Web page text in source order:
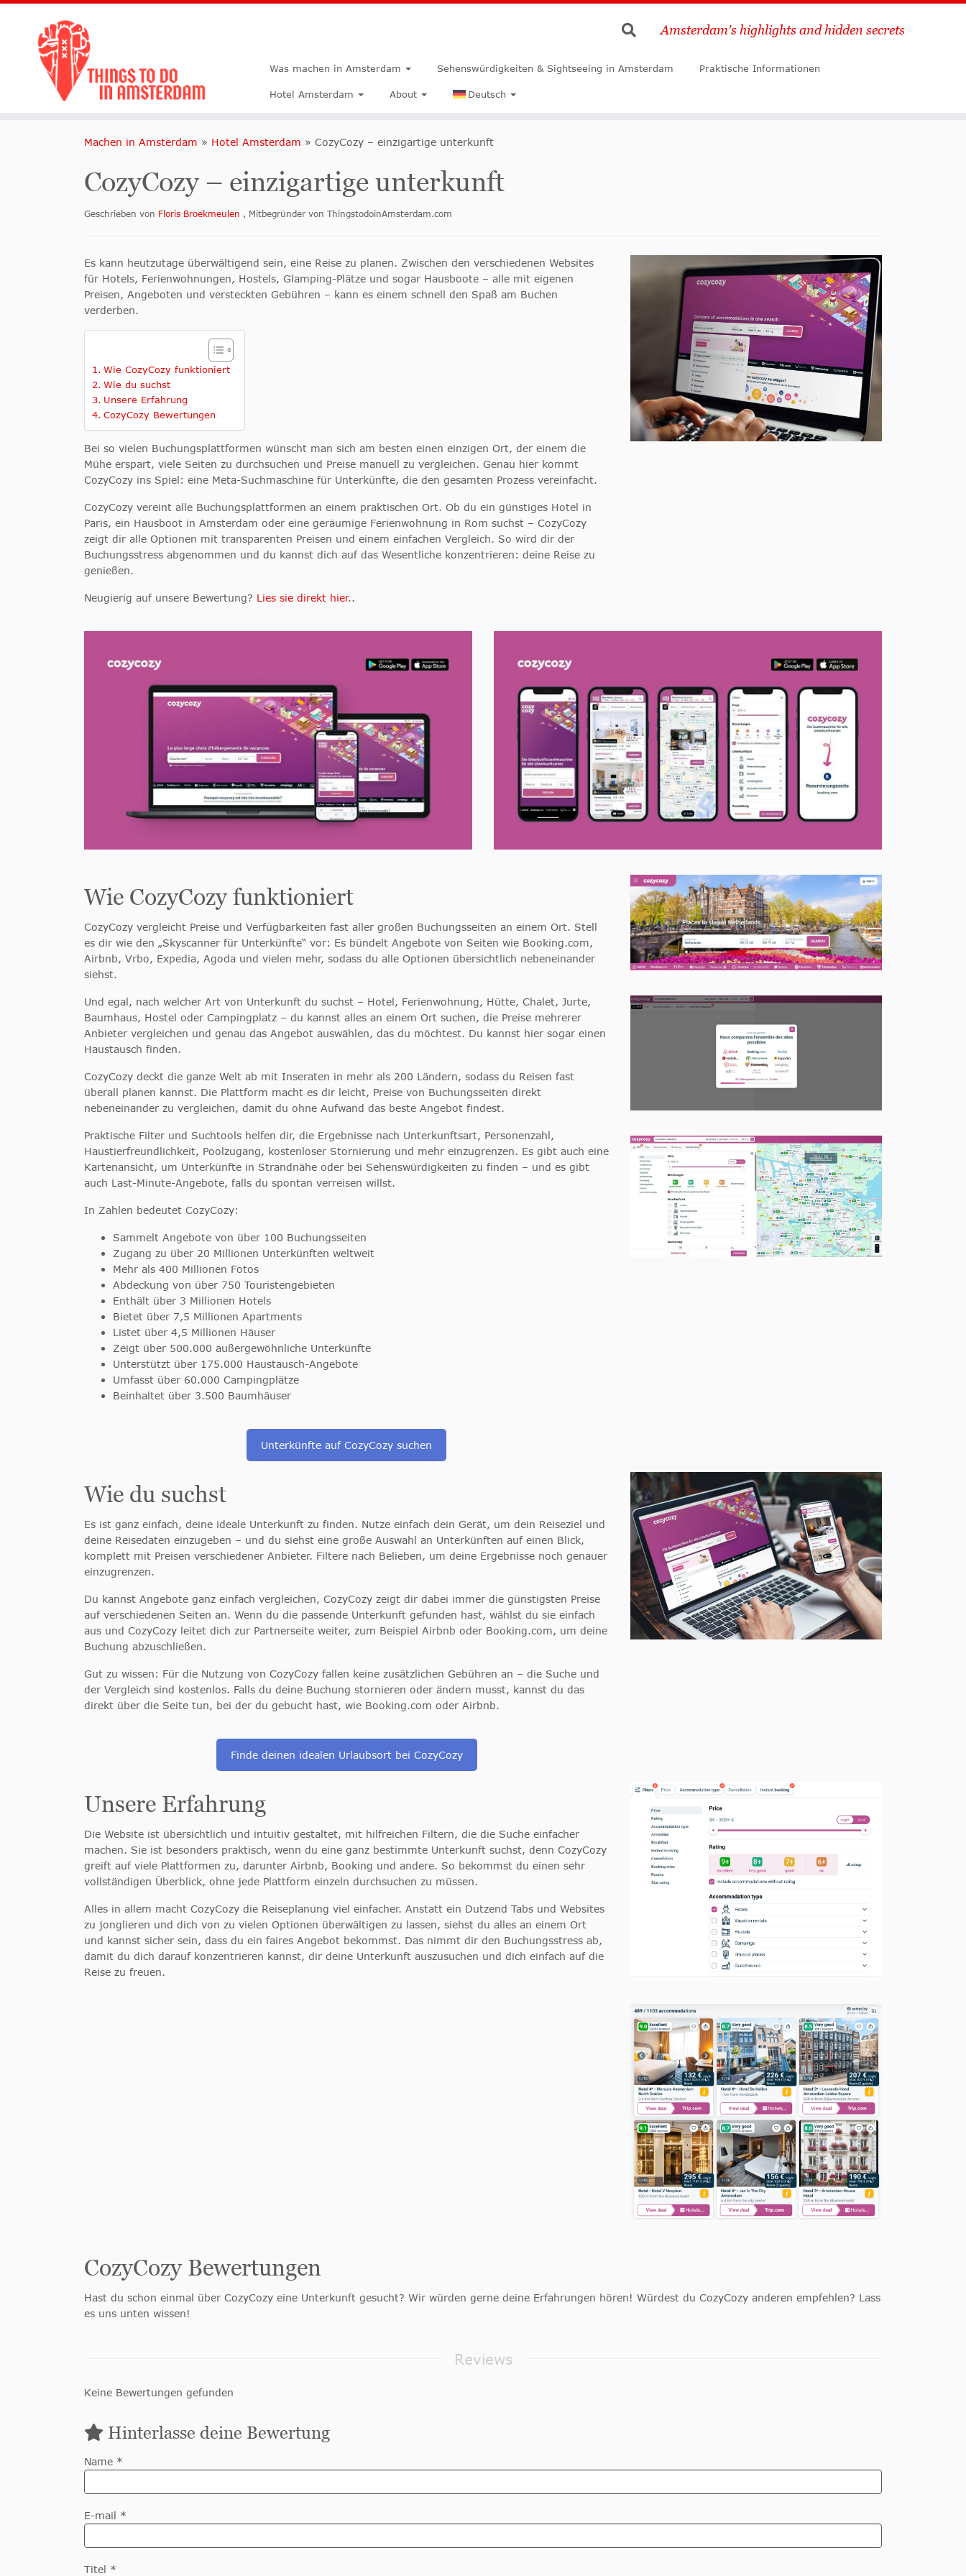
Suche
Amsterdam's highlights and hidden secrets
Was machen in Amsterdam Sehenswürdigkeiten & Sightseeing in Amsterdam Praktische Informationen
Hotel Amsterdam About Deutsch
Machen in Amsterdam » Hotel Amsterdam » CozyCozy – einzigartige unterkunft
CozyCozy – einzigartige unterkunft
Geschrieben von Floris Broekmeulen , Mitbegründer von ThingstodoinAmsterdam.com
Es kann heutzutage überwältigend sein, eine Reise zu planen. Zwischen den verschiedenen Websites
für Hotels, Ferienwohnungen, Hostels, Glamping-Plätze und sogar Hausboote – alle mit eigenen
Preisen, Angeboten und versteckten Gebühren – kann es einem schnell den Spaß am Buchen
verderben.
Wie CozyCozy funktioniert
Wie du suchst
Unsere Erfahrung
CozyCozy Bewertungen
Bei so vielen Buchungsplattformen wünscht man sich am besten einen einzigen Ort, der einem die
Mühe erspart, viele Seiten zu durchsuchen und Preise manuell zu vergleichen. Genau hier kommt
CozyCozy ins Spiel: eine Meta-Suchmaschine für Unterkünfte, die den gesamten Prozess vereinfacht.
CozyCozy vereint alle Buchungsplattformen an einem praktischen Ort. Ob du ein günstiges Hotel in
Paris, ein Hausboot in Amsterdam oder eine geräumige Ferienwohnung in Rom suchst – CozyCozy
zeigt dir alle Optionen mit transparenten Preisen und einem einfachen Vergleich. So wird dir der
Buchungsstress abgenommen und du kannst dich auf das Wesentliche konzentrieren: deine Reise zu
genießen.
Neugierig auf unsere Bewertung? Lies sie direkt hier..
Wie CozyCozy funktioniert
CozyCozy vergleicht Preise und Verfügbarkeiten fast aller großen Buchungsseiten an einem Ort. Stell
es dir wie den „Skyscanner für Unterkünfte“ vor: Es bündelt Angebote von Seiten wie Booking.com,
Airbnb, Vrbo, Expedia, Agoda und vielen mehr, sodass du alle Optionen übersichtlich nebeneinander
siehst.
Und egal, nach welcher Art von Unterkunft du suchst – Hotel, Ferienwohnung, Hütte, Chalet, Jurte,
Baumhaus, Hostel oder Campingplatz – du kannst alles an einem Ort suchen, die Preise mehrerer
Anbieter vergleichen und genau das Angebot auswählen, das du möchtest. Du kannst hier sogar einen
Haustausch finden.
CozyCozy deckt die ganze Welt ab mit Inseraten in mehr als 200 Ländern, sodass du Reisen fast
überall planen kannst. Die Plattform macht es dir leicht, Preise von Buchungsseiten direkt
nebeneinander zu vergleichen, damit du ohne Aufwand das beste Angebot findest.
Praktische Filter und Suchtools helfen dir, die Ergebnisse nach Unterkunftsart, Personenzahl,
Haustierfreundlichkeit, Poolzugang, kostenloser Stornierung und mehr einzugrenzen. Es gibt auch eine
Kartenansicht, um Unterkünfte in Strandnähe oder bei Sehenswürdigkeiten zu finden – und es gibt
auch Last-Minute-Angebote, falls du spontan verreisen willst.
In Zahlen bedeutet CozyCozy:
Sammelt Angebote von über 100 Buchungsseiten
Zugang zu über 20 Millionen Unterkünften weltweit
Mehr als 400 Millionen Fotos
Abdeckung von über 750 Touristengebieten
Enthält über 3 Millionen Hotels
Bietet über 7,5 Millionen Apartments
Listet über 4,5 Millionen Häuser
Zeigt über 500.000 außergewöhnliche Unterkünfte
Unterstützt über 175.000 Haustausch-Angebote
Umfasst über 60.000 Campingplätze
Beinhaltet über 3.500 Baumhäuser
Unterkünfte auf CozyCozy suchen
Wie du suchst
Es ist ganz einfach, deine ideale Unterkunft zu finden. Nutze einfach dein Gerät, um dein Reiseziel und
deine Reisedaten einzugeben – und du siehst eine große Auswahl an Unterkünften auf einen Blick,
komplett mit Preisen verschiedener Anbieter. Filtere nach Belieben, um deine Ergebnisse noch genauer
einzugrenzen.
Du kannst Angebote ganz einfach vergleichen, CozyCozy zeigt dir dabei immer die günstigsten Preise
auf verschiedenen Seiten an. Wenn du die passende Unterkunft gefunden hast, wählst du sie einfach
aus und CozyCozy leitet dich zur Partnerseite weiter, zum Beispiel Airbnb oder Booking.com, um deine
Buchung abzuschließen.
Gut zu wissen: Für die Nutzung von CozyCozy fallen keine zusätzlichen Gebühren an – die Suche und
der Vergleich sind kostenlos. Falls du deine Buchung stornieren oder ändern musst, kannst du das
direkt über die Seite tun, bei der du gebucht hast, wie Booking.com oder Airbnb.
Finde deinen idealen Urlaubsort bei CozyCozy
Unsere Erfahrung
Die Website ist übersichtlich und intuitiv gestaltet, mit hilfreichen Filtern, die die Suche einfacher
machen. Sie ist besonders praktisch, wenn du eine ganz bestimmte Unterkunft suchst, denn CozyCozy
greift auf viele Plattformen zu, darunter Airbnb, Booking und andere. So bekommst du einen sehr
vollständigen Überblick, ohne jede Plattform einzeln durchsuchen zu müssen.
Alles in allem macht CozyCozy die Reiseplanung viel einfacher. Anstatt ein Dutzend Tabs und Websites
zu jonglieren und dich von zu vielen Optionen überwältigen zu lassen, siehst du alles an einem Ort
und kannst sicher sein, dass du ein faires Angebot bekommst. Das nimmt dir den Buchungsstress ab,
damit du dich darauf konzentrieren kannst, dir deine Unterkunft auszusuchen und dich einfach auf die
Reise zu freuen.
CozyCozy Bewertungen
Hast du schon einmal über CozyCozy eine Unterkunft gesucht? Wir würden gerne deine Erfahrungen hören! Würdest du CozyCozy anderen empfehlen? Lass
es uns unten wissen!
Reviews
Keine Bewertungen gefunden
Hinterlasse deine Bewertung
Name *
E-mail *
Titel *